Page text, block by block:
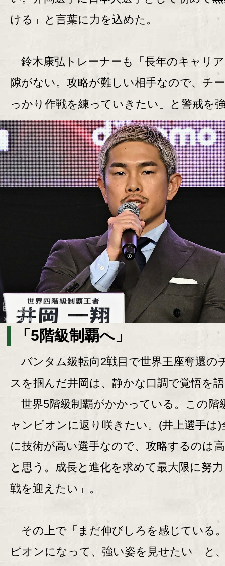
ける」と言葉に力を込めた。
鈴木康弘トレーナーも「長年のキャリ
隙がない。攻略が難しい相手なので、チ
っかり作戦を練っていきたい」と警戒を
「5階級制覇へ」
バンタム級転向2戦目で世界王座奪還の
スを掴んだ井岡は、静かな口調で覚悟を
「世界5階級制覇がかかっている。この階
ャンピオンに返り咲きたい。(井上選手は)
に技術が高い選手なので、攻略するのは
と思う。成長と進化を求めて最大限に努
戦を迎えたい」。
その上で「まだ伸びしろを感じている
ピオンになって、強い姿を見せたい」と